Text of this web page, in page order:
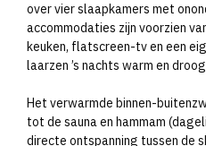
over vier slaapkamers met
accommodaties zijn voorzien
keuken, flatscreen-tv en een
laarzen ’s nachts warm en
Het verwarmde binnen-
tot de sauna en hammam
directe ontspanning tussen de